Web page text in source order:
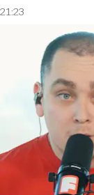
21:23